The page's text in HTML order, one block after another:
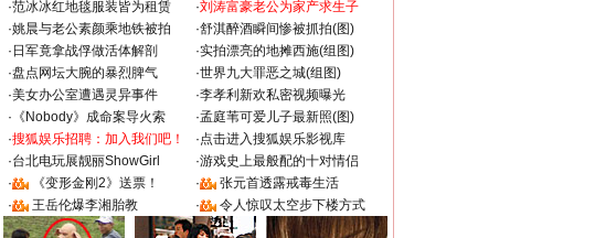
·范冰冰红地毯服装皆为租赁 ·刘涛富豪老公为家产求生子
·姚晨与老公素颜乘地铁被拍 ·舒淇醉酒瞬间惨被抓拍(图)
· 日军竟拿战俘做活体解剖 ·实拍漂亮的地摊西施(组图)
·盘点网坛大腕的暴烈脾气 ·世界九大罪恶之城(组图)
·美女办公室遭遇灵异事件 ·李孝利新欢私密视频曝光
· 《Nobody》成命案导火索 ·孟庭苇可爱儿子最新照(图)
·搜狐娱乐招聘：加入我们吧！ ·点击进入搜狐娱乐影视库
·台北电玩展靓丽ShowGirl ·游戏史上最般配的十对情侣
·
《变形金刚2》送票！ ·
张元首透露戒毒生活
·
王岳伦爆李湘胎教 · 令人惊叹太空步下楼方式